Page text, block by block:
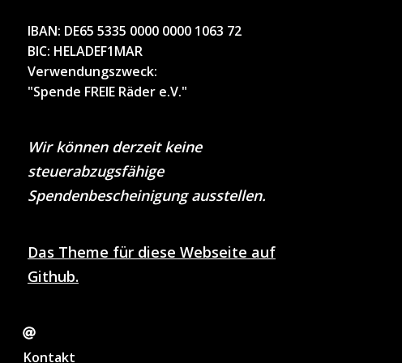
IBAN: DE65 5335 0000 0000 1063 72
BIC: HELADEF1MAR
Verwendungszweck:
"Spende FREIE Räder e.V."
Wir können derzeit keine
steuerabzugsfähige
Spendenbescheinigung ausstellen.
Das Theme für diese Webseite auf
Github.
Kontakt